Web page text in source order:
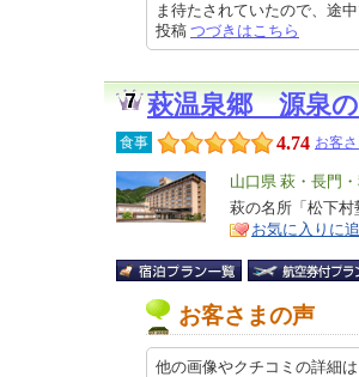
ま待たされていたので、途
投稿 つづきはこちら
萩温泉郷 源泉
食事 4.74 お客
エ
リ
ア
山口県 萩・長門
特
徴
萩の名所「松下
お気に入りに
お客さまの声
他の画像やクチコミの詳細